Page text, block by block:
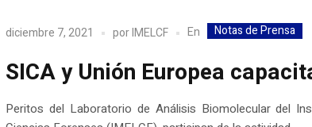
diciembre 7, 2021 porIMELCF En Notas de Prensa
SICA y Unión Europea
Peritos del Laboratorio de Análisis Biomolecular del